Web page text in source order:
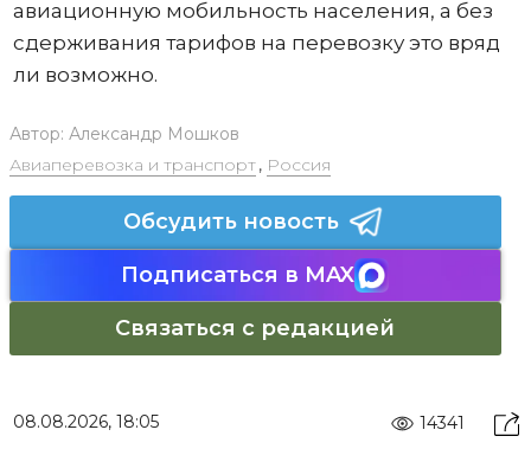
авиационную мобильность населения, а без
сдерживания тарифов на перевозку это вряд
ли возможно.
Автор: Александр Мошков
Авиаперевозка и транспорт, Россия
Обсудить новость
Подписаться в MAX
Связаться с редакцией
08.08.2026, 18:05 14341